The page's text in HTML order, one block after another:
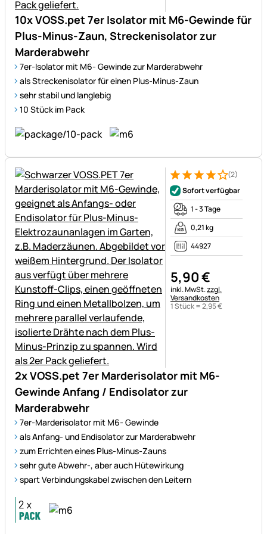
10x VOSS.pet 7er Isolator mit M6-Gewinde für
Plus-Minus-Zaun, Streckenisolator zur
Marderabwehr
7er-Isolator mit M6- Gewinde zur Marderabwehr
als Streckenisolator für einen Plus-Minus-Zaun
sehr stabil und langlebig
10 Stück im Pack
2x VOSS.pet 7er Marderisolator mit M6-
Gewinde Anfang / Endisolator zur
Marderabwehr
7er-Marderisolator mit M6- Gewinde
als Anfang- und Endisolator zur Marderabwehr
zum Errichten eines Plus-Minus-Zauns
sehr gute Abwehr-, aber auch Hütewirkung
spart Verbindungskabel zwischen den Leitern
Bewertung: 4 von 5 (2
2 Bewertungen
(2)
Sofort verfügbar
1 - 3 Tage
0,21 kg
44927
5,90€
Steuerhinweis:
inkl. MwSt.zzgl.
Versandkosten
1 Stück =2,95€